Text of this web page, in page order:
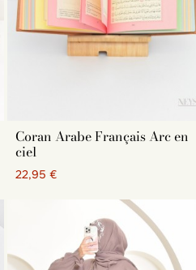
Coran Arabe Français Arc en
ciel
22,95 €